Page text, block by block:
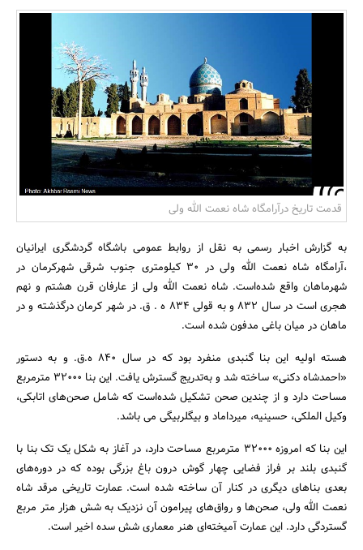
مسکن و ساختمان
قدمت تاریخ درآرامگاه شاه نعمت الله ولی
به گزارش اخبار رسمی به نقل از روابط عمومی باشگاه گردشگری ایرانیان
،آرامگاه شاه نعمت الله ولی در 30 کیلومتری جنوب شرقی شهرکرمان در
شهرماهان واقع شده‌است. شاه نعمت الله ولی از عارفان قرن هشتم و نهم
هجری است در سال 832 و به قولی 834 ه . ق. در شهر کرمان درگذشته و در
ماهان در میان باغی مدفون شده است.
هسته اولیه این بنا گنبدی منفرد بود که در سال 840 ه.ق. و به دستور
«احمدشاه دکنی» ساخته شد و به‌تدریج گسترش یافت. این بنا 32000 مترمربع
مساحت دارد و از چندین صحن تشکیل شده‌است که شامل صحن‌های اتابکی،
وکیل الملکی، حسینیه، میرداماد و بیگلربیگی می باشد.
این بنا که امروزه 32000 مترمربع مساحت دارد، در آغاز به شکل یک تک بنا با
گنبدی بلند بر فراز فضایی چهار گوش درون باغ بزرگی بوده که در دوره‌های
بعدی بناهای دیگری در کنار آن ساخته شده است. عمارت تاریخی مرقد شاه
نعمت الله ولی، صحن‌ها و رواق‌های پیرامون آن نزدیک به شش هزار متر مربع
گستردگی دارد. این عمارت آمیخته‌ای هنر معماری شش سده اخیر است.